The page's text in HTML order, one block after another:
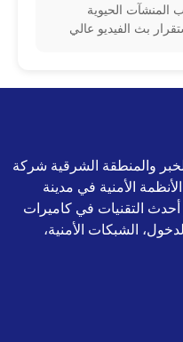
المنشآت الحيوية
بث الفيديو عالي
والمنطقة الشرقية شركة
الأمنية في مدينة
أحدث التقنيات في كاميرات
الشبكات الأمنية،